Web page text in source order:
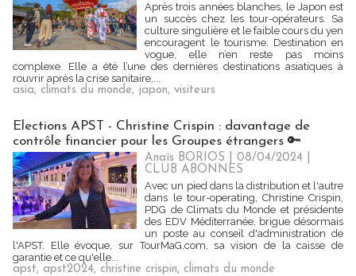
Après trois années blanches, le Japon est
un succès chez les tour-opérateurs. Sa
culture singulière et le faible cours du yen
encouragent le tourisme. Destination en
vogue, elle n’en reste pas moins
complexe. Elle a été l’une des dernières destinations asiatiques à
rouvrir après la crise sanitaire,...
asia, climats du monde, japon, visiteurs
Elections APST - Christine Crispin : davantage de
contrôle financier pour les Groupes étrangers 🔑
Anaïs BORIOS | 08/04/2024
CLUB ABONNES
Avec un pied dans la distribution et l'autre
dans le tour-operating, Christine Crispin,
PDG de Climats du Monde et présidente
des EDV Méditerranée, brigue désormais
un poste au conseil d'administration de
l'APST. Elle évoque, sur TourMaG.com, sa vision de la caisse de
garantie et ce qu'elle...
apst, apst2024, christine crispin, climats du monde